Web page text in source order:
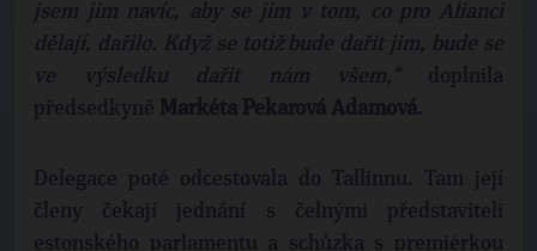
jsem jim navíc, aby se jim v tom, co pro Alianci
dělají, dařilo. Když se totiž bude dařit jim, bude se
ve výsledku dařit nám všem,“ doplnila
předsedkyně Markéta Pekarová Adamová.
Delegace poté odcestovala do Tallinnu. Tam její
členy čekají jednání s čelnými představiteli
estonského parlamentu a schůzka s premiérkou